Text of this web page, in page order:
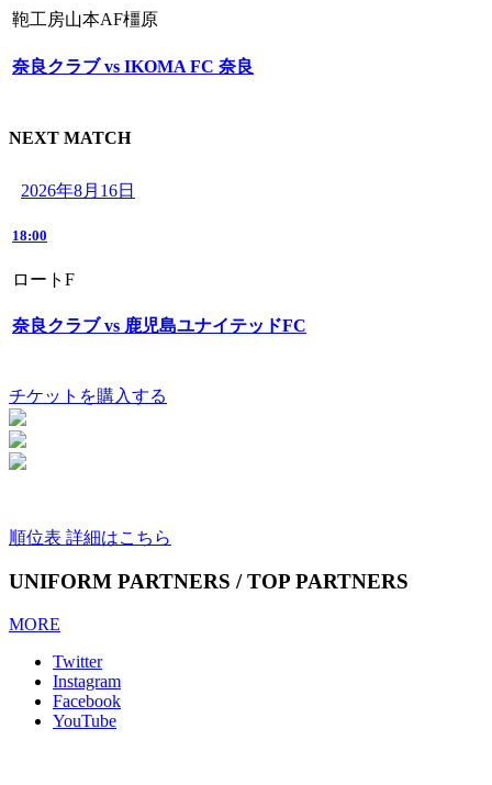
鞄工房山本AF橿原
奈良クラブ vs IKOMA FC 奈良
NEXT MATCH
2026年8月16日
18:00
ロートF
奈良クラブ vs 鹿児島ユナイテッドFC
チケットを購入する
順位表 詳細はこちら
UNIFORM PARTNERS / TOP PARTNERS
MORE
Twitter
Instagram
Facebook
YouTube